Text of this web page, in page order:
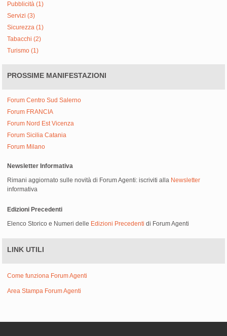
Pubblicità (1)
Servizi (3)
Sicurezza (1)
Tabacchi (2)
Turismo (1)
PROSSIME MANIFESTAZIONI
Forum Centro Sud Salerno
Forum FRANCIA
Forum Nord Est Vicenza
Forum Sicilia Catania
Forum Milano
Newsletter Informativa
Rimani aggiornato sulle novità di Forum Agenti: iscriviti alla Newsletter
informativa
Edizioni Precedenti
Elenco Storico e Numeri delle Edizioni Precedenti di Forum Agenti
LINK UTILI
Come funziona Forum Agenti
Area Stampa Forum Agenti